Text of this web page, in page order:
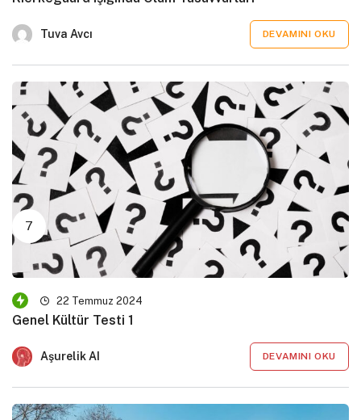
Tuva Avcı DEVAMINI OKU
22 Temmuz 2024
Genel Kültür Testi 1
Aşurelik AI DEVAMINI OKU